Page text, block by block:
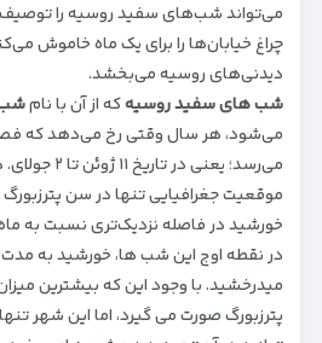
می‌تواند شب‌های سفید روسیه را توصیف
چراغ خیابان‌ها را برای یک ماه خاموش
دیدنی‌های روسیه می‌بخشد.
شب های سفید روسیهکه از آن با نام
می‌شود، هر سال وقتی رخ می‌دهد که فصل
می‌رسد؛ یعنی
موقعیت جغرافیایی تنها در سن
خورشید در فاصله نزدیک‌تری نسبت به
میدرخشید. با وجود این که بیشترین
پترزبورگ صورت می گیرد، اما این شهر